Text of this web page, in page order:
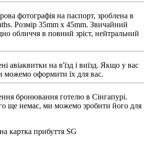
фотографія на паспорт, зроблена в
Розмір 35mm x 45mm. Звичайний
обличчя в повний зріст, нейтральний
авіаквитки на в'їзд і виїзд. Якщо у вас
можемо оформити їх для вас.
бронювання готелю в Сінгапурі.
ще немає, ми можемо зробити його для
картка прибуття SG